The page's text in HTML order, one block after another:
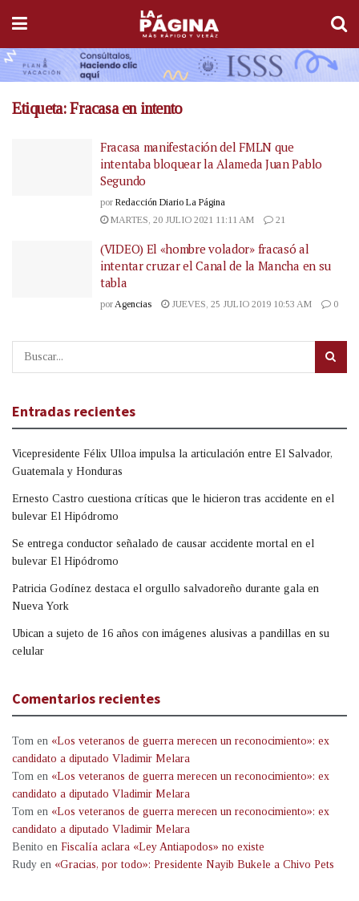
Etiqueta:Fracasa en intento
Fracasa manifestación del FMLN que
intentaba bloquear la Alameda Juan Pablo
Segundo
por Redacción Diario La Página
MARTES, 20 JULIO 2021 11:11 AM
21
(VIDEO) El «hombre volador» fracasó al
intentar cruzar el Canal de la Mancha en su
tabla
por Agencias JUEVES, 25 JULIO 2019 10:53 AM 0
Entradas recientes
Vicepresidente Félix Ulloa impulsa la articulación entre El Salvador,
Guatemala y Honduras
Ernesto Castro cuestiona críticas que le hicieron tras accidente en el
bulevar El Hipódromo
Se entrega conductor señalado de causar accidente mortal en el
bulevar El Hipódromo
Patricia Godínez destaca el orgullo salvadoreño durante gala en
Nueva York
Ubican a sujeto de 16 años con imágenes alusivas a pandillas en su
celular
Comentarios recientes
Tom en «Los veteranos de guerra merecen un reconocimiento»: ex
candidato a diputado Vladimir Melara
Tom en «Los veteranos de guerra merecen un reconocimiento»: ex
candidato a diputado Vladimir Melara
Tom en «Los veteranos de guerra merecen un reconocimiento»: ex
candidato a diputado Vladimir Melara
Benito en Fiscalía aclara «Ley Antiapodos» no existe
Rudy en «Gracias, por todo»: Presidente Nayib Bukele a Chivo Pets